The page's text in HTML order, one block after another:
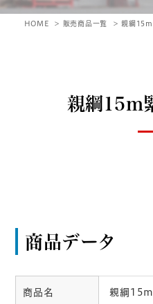
HOME 販売商品一覧 親綱15m
親綱15m
商品データ
商品名 親綱15m